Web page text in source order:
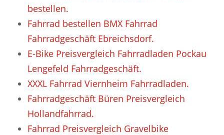
bestellen.
Fahrrad bestellen BMX Fahrrad
Fahrradgeschäft Ebreichsdorf.
E-Bike Preisvergleich Fahrradladen Pockau
Lengefeld Fahrradgeschäft.
XXXL Fahrrad Viernheim Fahrradladen.
Fahrradgeschäft Büren Preisvergleich
Hollandfahrrad.
Fahrrad Preisvergleich Gravelbike